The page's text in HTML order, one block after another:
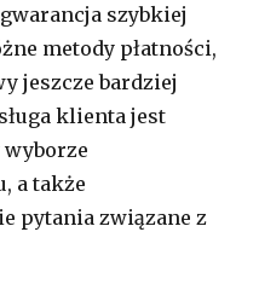
szybkiej
metody płatności,
jeszcze bardziej
klienta jest
wyborze
a także
pytania związane z